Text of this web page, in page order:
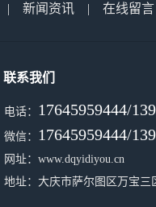
| 新闻资讯 | 在线留言
联系我们
电话： 17645959444/
微信： 17645959444/
网址：www.dqyidiyou.cn
地址：大庆市萨尔图区万宝三